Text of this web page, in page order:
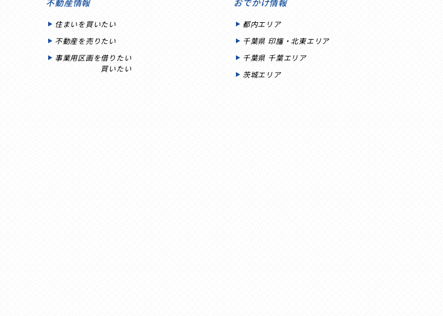
不動産情報
住まいを買いたい
不動産を売りたい
事業用区画を借りたい
買いたい
おでかけ情報
都内エリア
千葉県 印旛・北東エリア
千葉県 千葉エリア
茨城エリア